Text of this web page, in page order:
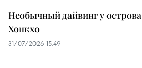
Необычный дайвинг у острова
Хонкхо
31/07/2026 15:49